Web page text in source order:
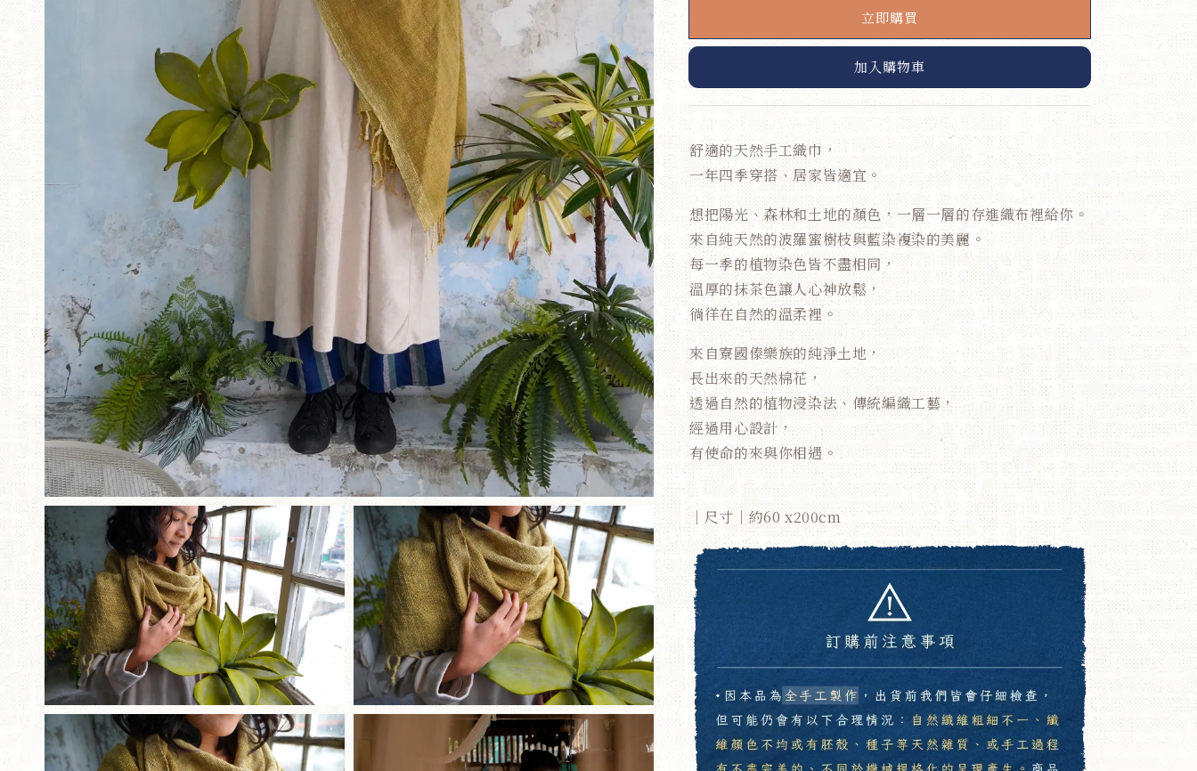
立即購買
加入購物車
舒適的天然手工織巾，
一年四季穿搭、居家皆適宜。
想把陽光、森林和土地的顏色，一層一層的存進織布裡給你。
來自純天然的波羅蜜樹枝與藍染複染的美麗。
每一季的植物染色皆不盡相同，
溫厚的抹茶色讓人心神放鬆，
徜徉在自然的溫柔裡。
來自寮國傣樂族的純淨土地，
長出來的天然棉花，
透過自然的植物浸染法、傳統編織工藝，
經過用心設計，
有使命的來與你相遇。
│尺寸│約60 x200cm